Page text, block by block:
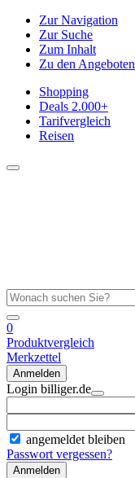
Zur Navigation
Zur Suche
Zum Inhalt
Zu den Angeboten
Shopping
Deals 2.000+
Tarifvergleich
Reisen
0
Produktvergleich
Merkzettel
Anmelden
Login billiger.de
angemeldet bleiben
Passwort vergessen?
Anmelden